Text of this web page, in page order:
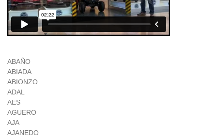
ABAÑO
ABIADA
ABIONZO
ADAL
AES
AGUERO
AJA
AJANEDO